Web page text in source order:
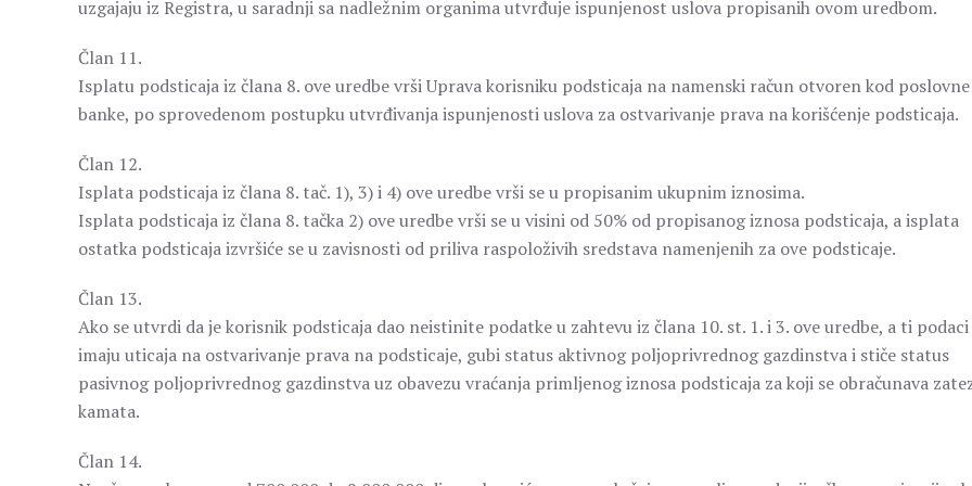
uzgajaju iz Registra, u saradnji sa nadležnim organima utvrđuje ispunjenost uslova propisanih ovom uredbom.
Član 11.
Isplatu podsticaja iz člana 8. ove uredbe vrši Uprava korisniku podsticaja na namenski račun otvoren kod poslovne
banke, po sprovedenom postupku utvrđivanja ispunjenosti uslova za ostvarivanje prava na korišćenje podsticaja.
Član 12.
Isplata podsticaja iz člana 8. tač. 1), 3) i 4) ove uredbe vrši se u propisanim ukupnim iznosima.
Isplata podsticaja iz člana 8. tačka 2) ove uredbe vrši se u visini od 50% od propisanog iznosa podsticaja, a isplata
ostatka podsticaja izvršiće se u zavisnosti od priliva raspoloživih sredstava namenjenih za ove podsticaje.
Član 13.
Ako se utvrdi da je korisnik podsticaja dao neistinite podatke u zahtevu iz člana 10. st. 1. i 3. ove uredbe, a ti podaci
imaju uticaja na ostvarivanje prava na podsticaje, gubi status aktivnog poljoprivrednog gazdinstva i stiče status
pasivnog poljoprivrednog gazdinstva uz obavezu vraćanja primljenog iznosa podsticaja za koji se obračunava
kamata.
Član 14.